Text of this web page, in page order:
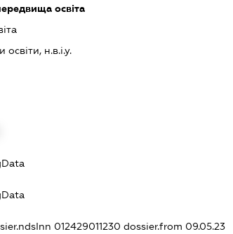
освіта
н.в.і.у.
012429011230 dossier.from 09.05.23